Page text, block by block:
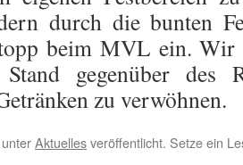
durch die bunten
beim MVL ein. Wir
gegenüber des
zu verwöhnen.
Aktuellesveröffentlicht. Setze ein